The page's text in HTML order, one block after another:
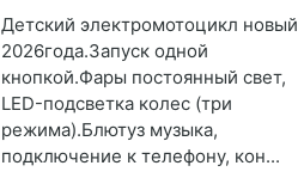
Детский электромотоцикл новый
2026года.Запуск одной
кнопкой.Фары постоянный свет,
LED-подсветка колес (три
режима).Блютуз музыка,
подключение к телефону, кон...